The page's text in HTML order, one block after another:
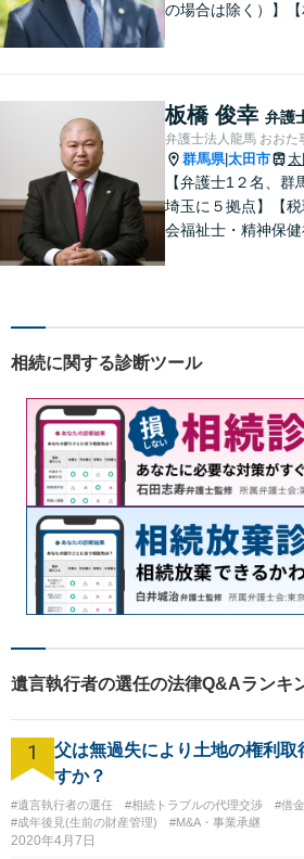
の場合は除く）】【
以上の弁護士が所
で連携し、問題解決
取り組みます。おひ
まずに、お気軽にお
せください。
板橋 俊幸 弁護
弁護士法人龍馬 おおた
群馬県|太田市 太
【弁護士1２名、群
埼玉に５拠点】【
会福祉士・精神保健
能】
相続に関する診断ツール
遺言執行者の選任の法律Q&Aランキ
1
父は無過失により土地の権利取
すか？
#遺言執行者の選任 #相続トラブルの代理交渉
#借
#成年後見(生前の財産管理)
#M&A・事業承継
2020年4月7日